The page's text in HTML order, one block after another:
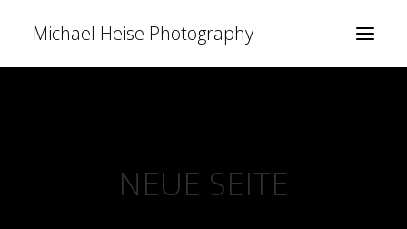
Michael Heise Photography
NEUE SEITE